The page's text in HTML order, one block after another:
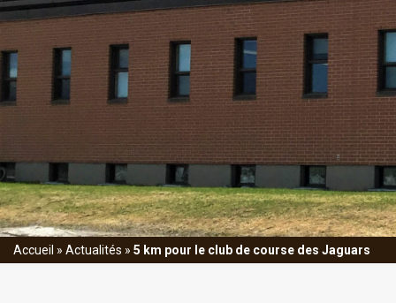
Accueil » Actualités » 5 km pour le club de course des Jaguars